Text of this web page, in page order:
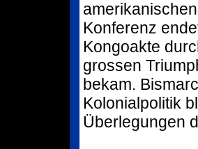
Konferenz
Kongoakte
grossen
bekam.
Kolonialpolitik
Überlegungen